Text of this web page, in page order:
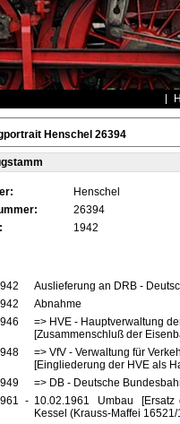
Henschel 26394
Henschel
26394
1942
Auslieferung an DRB -
Abnahme
=> HVE - Hauptverwaltung
[Zusammenschluß der
=> VfV - Verwaltung für
[Eingliederung der HVE als
=> DB - Deutsche
- 10.02.1961 Umbau [Ersatz
Kessel (Krauss-Maffei